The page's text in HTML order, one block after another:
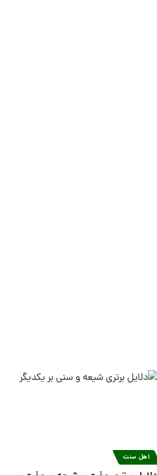
اهل سنت